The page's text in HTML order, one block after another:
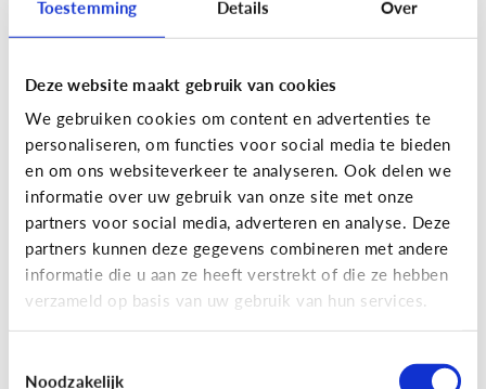
Toestemming Details Over
Deze website maakt gebruik van cookies
We gebruiken cookies om content en advertenties te
personaliseren, om functies voor social media te bieden
en om ons websiteverkeer te analyseren. Ook delen we
informatie over uw gebruik van onze site met onze
partners voor social media, adverteren en analyse. Deze
partners kunnen deze gegevens combineren met andere
informatie die u aan ze heeft verstrekt of die ze hebben
verzameld op basis van uw gebruik van hun services.
Noodzakelijk
Geef je kind een duwtje in de rug met deze leuke
apps tegen verveling, waar ze op eigen houtje
Fun met media
Fun met foto’s: zo boost je de
creativiteit van je kind